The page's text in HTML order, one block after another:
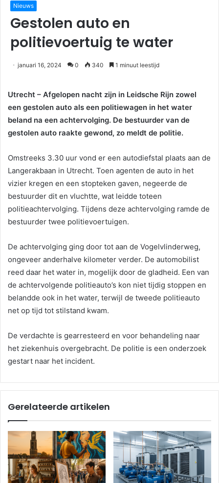
Nieuws
Gestolen auto en
politievoertuig te water
januari 16, 2024 0 340 1 minuut leestijd
Utrecht – Afgelopen nacht zijn in Leidsche Rijn zowel
een gestolen auto als een politiewagen in het water
beland na een achtervolging. De bestuurder van de
gestolen auto raakte gewond, zo meldt de politie.
Omstreeks 3.30 uur vond er een autodiefstal plaats aan de
Langerakbaan in Utrecht. Toen agenten de auto in het
vizier kregen en een stopteken gaven, negeerde de
bestuurder dit en vluchtte, wat leidde toteen
politieachtervolging. Tijdens deze achtervolging ramde de
bestuurder twee politievoertuigen.
De achtervolging ging door tot aan de Vogelvlinderweg,
ongeveer anderhalve kilometer verder. De automobilist
reed daar het water in, mogelijk door de gladheid. Een van
de achtervolgende politieauto’s kon niet tijdig stoppen en
belandde ook in het water, terwijl de tweede politieauto
net op tijd tot stilstand kwam.
De verdachte is gearresteerd en voor behandeling naar
het ziekenhuis overgebracht. De politie is een onderzoek
gestart naar het incident.
Gerelateerde artikelen